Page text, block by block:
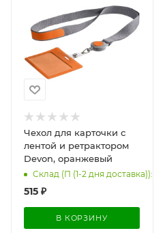
Чехол для карточки с
лентой и ретрактором
Devon, оранжевый
Склад (П (1-2 дня доставка)): 72
515 ₽
В КОРЗИНУ